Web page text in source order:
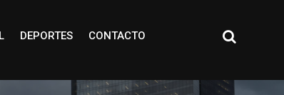
DEPORTES CONTACTO